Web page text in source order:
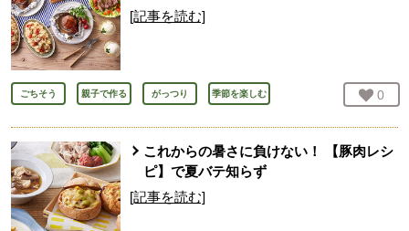
[記事を読む]
ごちそう 親子で作る がっつり 季節を楽しむ お気
0
これからの暑さに負けない！ 【豚肉レシ
ピ】で夏バテ知らず
[記事を読む]